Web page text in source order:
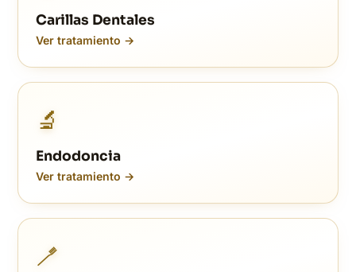
Carillas Dentales
Ver tratamiento →
🔬
Endodoncia
Ver tratamiento →
🪥